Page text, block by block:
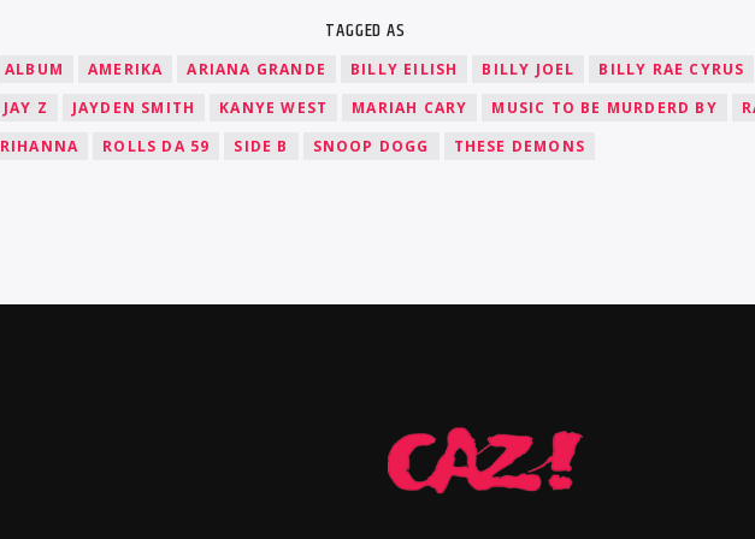
TAGGED AS
ALBUM AMERIKA ARIANA GRANDE BILLY EILISH BILLY JOEL
BILLY RAE CYRUS
JAY Z JAYDEN SMITH KANYE WEST MARIAH CARY MUSIC TO BE MURDERD BY
RIHANNA ROLLS DA 59 SIDE B SNOOP DOGG THESE DEMONS